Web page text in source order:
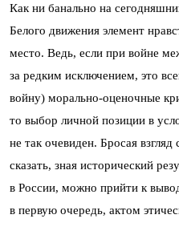
Как ни банально на
Белого движения элемент
место. Ведь, если при войне
за редким исключением, это
войну) морально-оценочные
то выбор личной позиции в
не так очевиден. Бросая
сказать, зная исторический
в России, можно прийти к
в первую очередь, актом